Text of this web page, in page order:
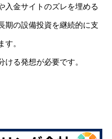
入金サイトのズレを埋める
期の設備投資を継続的に支
す。
ける発想が必要です。